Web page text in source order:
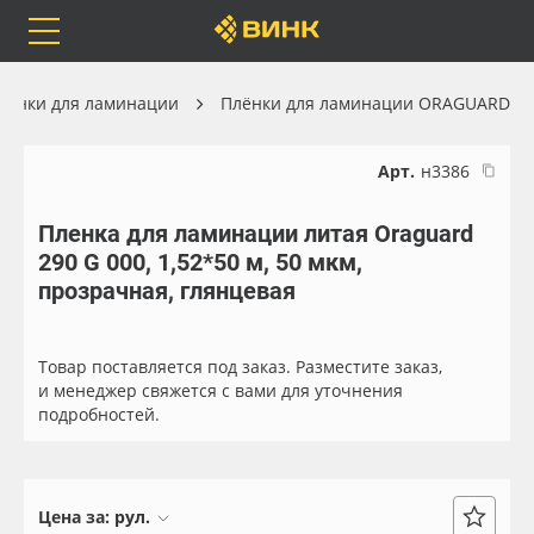
Каталог
Orafol
Бренды
Доставка
Весь каталог
Рулонные материалы
Самоклеящиеся плёнки
Листовые материалы
для ламинации Плёнки для ламинации ORAGUARD
Арт. н3386
Пленка для ламинации литая Oraguard
290 G 000, 1,52*50 м, 50 мкм,
прозрачная, глянцевая
Товар поставляется под заказ. Разместите заказ,
и менеджер свяжется с вами для уточнения
подробностей.
Цена за: рул.